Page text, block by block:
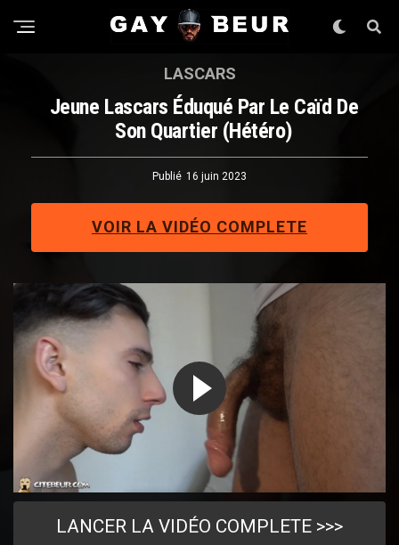
LANCER LA VIDÉO COMPLETE >>>
LASCARS
Jeune Lascars Éduqué Par Le Caïd De
Son Quartier (hétéro)
Publié 16 juin 2023
VOIR LA VIDÉO COMPLETE